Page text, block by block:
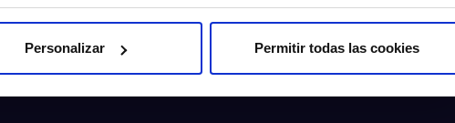
Personalizar Permitir todas las cookies